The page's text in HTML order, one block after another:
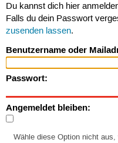
Du kannst dich hier
Falls du dein Passwort
zusenden lassen.
Benutzername oder
Passwort:
Angemeldet bleiben:
Wähle diese Option nicht